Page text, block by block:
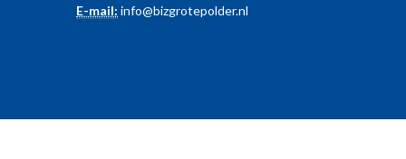
E-mail: info@bizgrotepolder.nl